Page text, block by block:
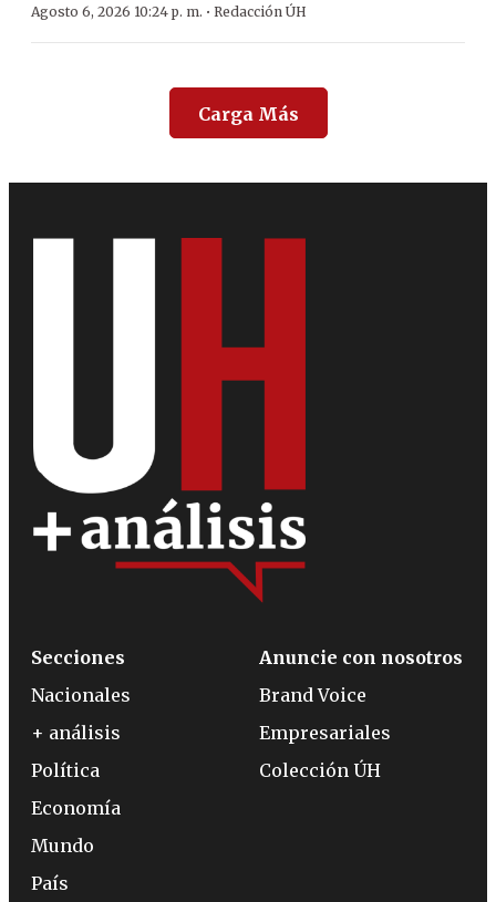
Agosto 6, 2026 10:24 p. m. · Redacción ÚH
Carga Más
Secciones
Nacionales
+ análisis
Política
Economía
Mundo
País
Anuncie con nosotros
Brand Voice
Empresariales
Colección ÚH